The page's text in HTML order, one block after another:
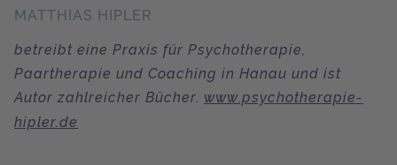
MATTHIAS HIPLER
betreibt eine Praxis für Psychotherapie,
Paartherapie und Coaching in Hanau und ist
Autor zahlreicher Bücher. www.psychotherapie-
hipler.de